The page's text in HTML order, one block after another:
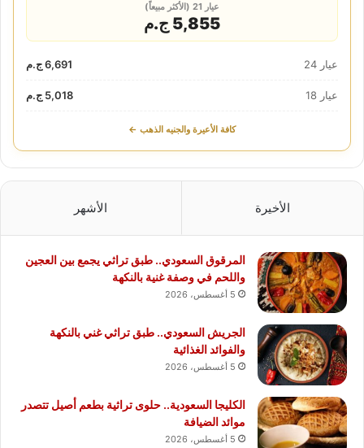
عيار 21 (الأكثر مبيعاً)
5,855 ج.م
عيار 24 6,691 ج.م
عيار 18 5,018 ج.م
كافة الأعيرة والجنيه الذهب ←
الأخيرة الأشهر
المرقوق السعودي.. طبق تراثي يجمع بين العجين
واللحم في وصفة غنية بالنكهة
5 أغسطس، 2026
الجريش السعودي.. طبق تراثي غني بالنكهة
والفوائد الغذائية
5 أغسطس، 2026
الكليجا السعودية.. حلوى تراثية بطعم أصيل تتصدر
موائد الضيافة
5 أغسطس، 2026